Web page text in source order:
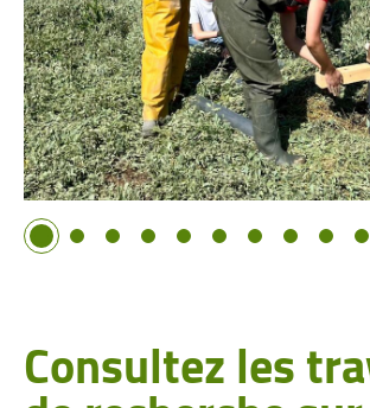
Image 1Image 2Image 3Image 4Image 5Image 6Image 7Image 8Image
Consultez les